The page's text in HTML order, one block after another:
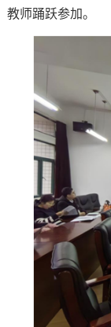
教师踊跃参加。